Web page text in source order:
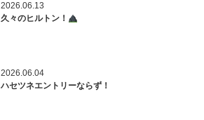
2026.06.13
久々のヒルトン！
2026.06.04
ハセツネエントリーならず！